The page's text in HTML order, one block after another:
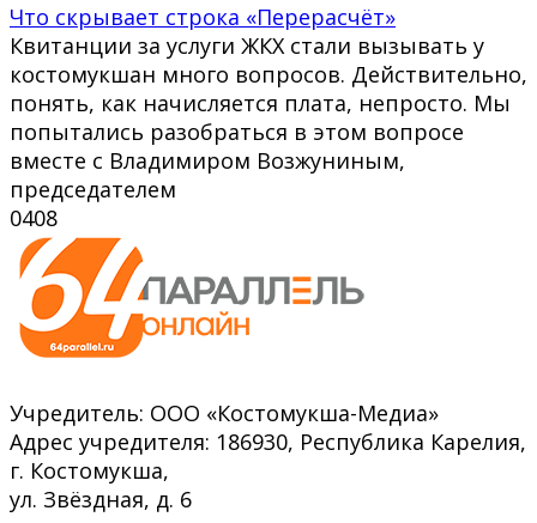
Что скрывает строка «Перерасчёт»
Квитанции за услуги ЖКХ стали вызывать у
костомукшан много вопросов. Действительно,
понять, как начисляется плата, непросто. Мы
попытались разобраться в этом вопросе
вместе с Владимиром Возжуниным,
председателем
0408
Учредитель: ООО «Костомукша-Медиа»
Адрес учредителя: 186930, Республика Карелия,
г. Костомукша,
ул. Звёздная, д. 6